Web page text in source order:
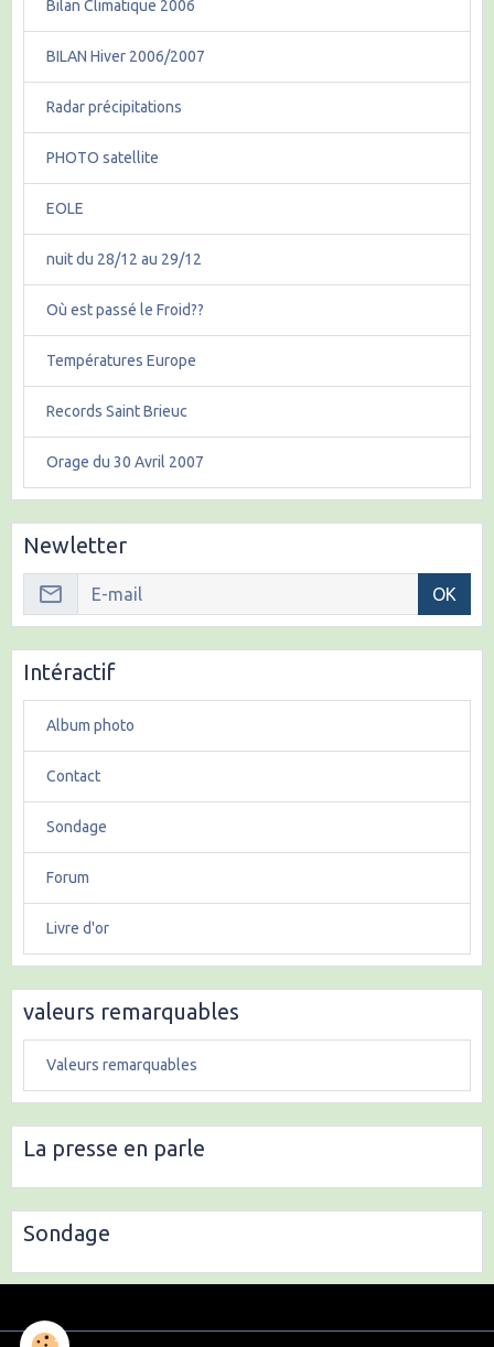
Bilan Climatique 2006
BILAN Hiver 2006/2007
Radar précipitations
PHOTO satellite
EOLE
nuit du 28/12 au 29/12
Où est passé le Froid??
Températures Europe
Records Saint Brieuc
Orage du 30 Avril 2007
Newletter
OK
Intéractif
Album photo
Contact
Sondage
Forum
Livre d'or
valeurs remarquables
Valeurs remarquables
La presse en parle
Sondage